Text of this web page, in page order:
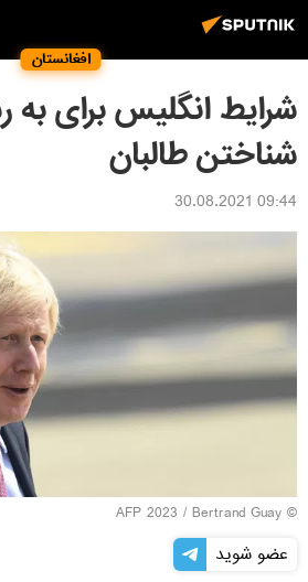
افغانستان
شرایط انگلیس برای
شناختن طالبان
09:44 30.08.2021
© AFP 2023 / Bertrand Guay
عضو شوید